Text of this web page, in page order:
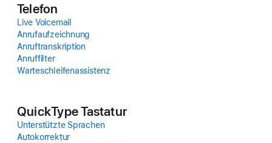
Telefon
Live Voicemail
Anrufaufzeichnung
Anruftranskription
Anruffilter
Warteschleifenassistenz
QuickType Tastatur
Unterstützte Sprachen
Autokorrektur